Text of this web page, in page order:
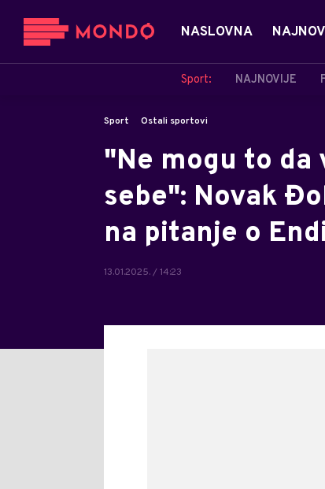
NASLOVNA
Sport: NAJNOVIJE
Sport Ostali sportovi
"Ne mogu to da
sebe": Novak
na pitanje o
13.01.2025. / 14:23